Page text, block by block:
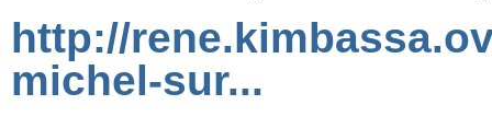
http://
michel-sur...